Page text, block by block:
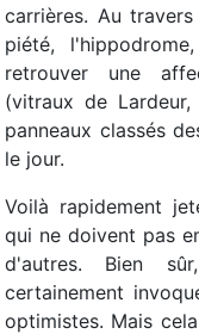
carrières. Au
piété,
retrouver une
(vitraux de
panneaux classés
le jour.
Voilà rapidement
qui ne doivent pas
d'autres. Bien
certainement
optimistes. Mais